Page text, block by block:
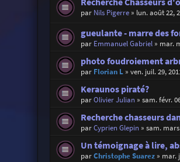
par Nils Pigerre» lun. août 22,
gueulante - marre des
par Emmanuel Gabriel» mar.
photo foudroiement
par Florian L» ven. juil. 29,
Keraunos piraté?
parOlivier Julian» sam. févr.
Recherche chasseurs
parCyprien Glepin» sam. mars
Un témoignage à lire,
parChristophe Suarez» mar.